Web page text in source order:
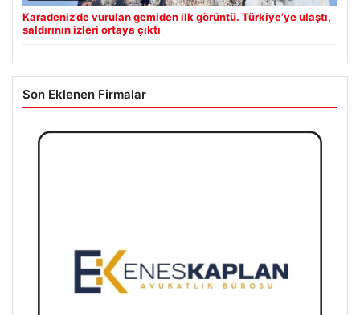
Karadeniz’de vurulan gemiden ilk görüntü. Türkiye’ye ulaştı,
saldırının izleri ortaya çıktı
Son Eklenen Firmalar